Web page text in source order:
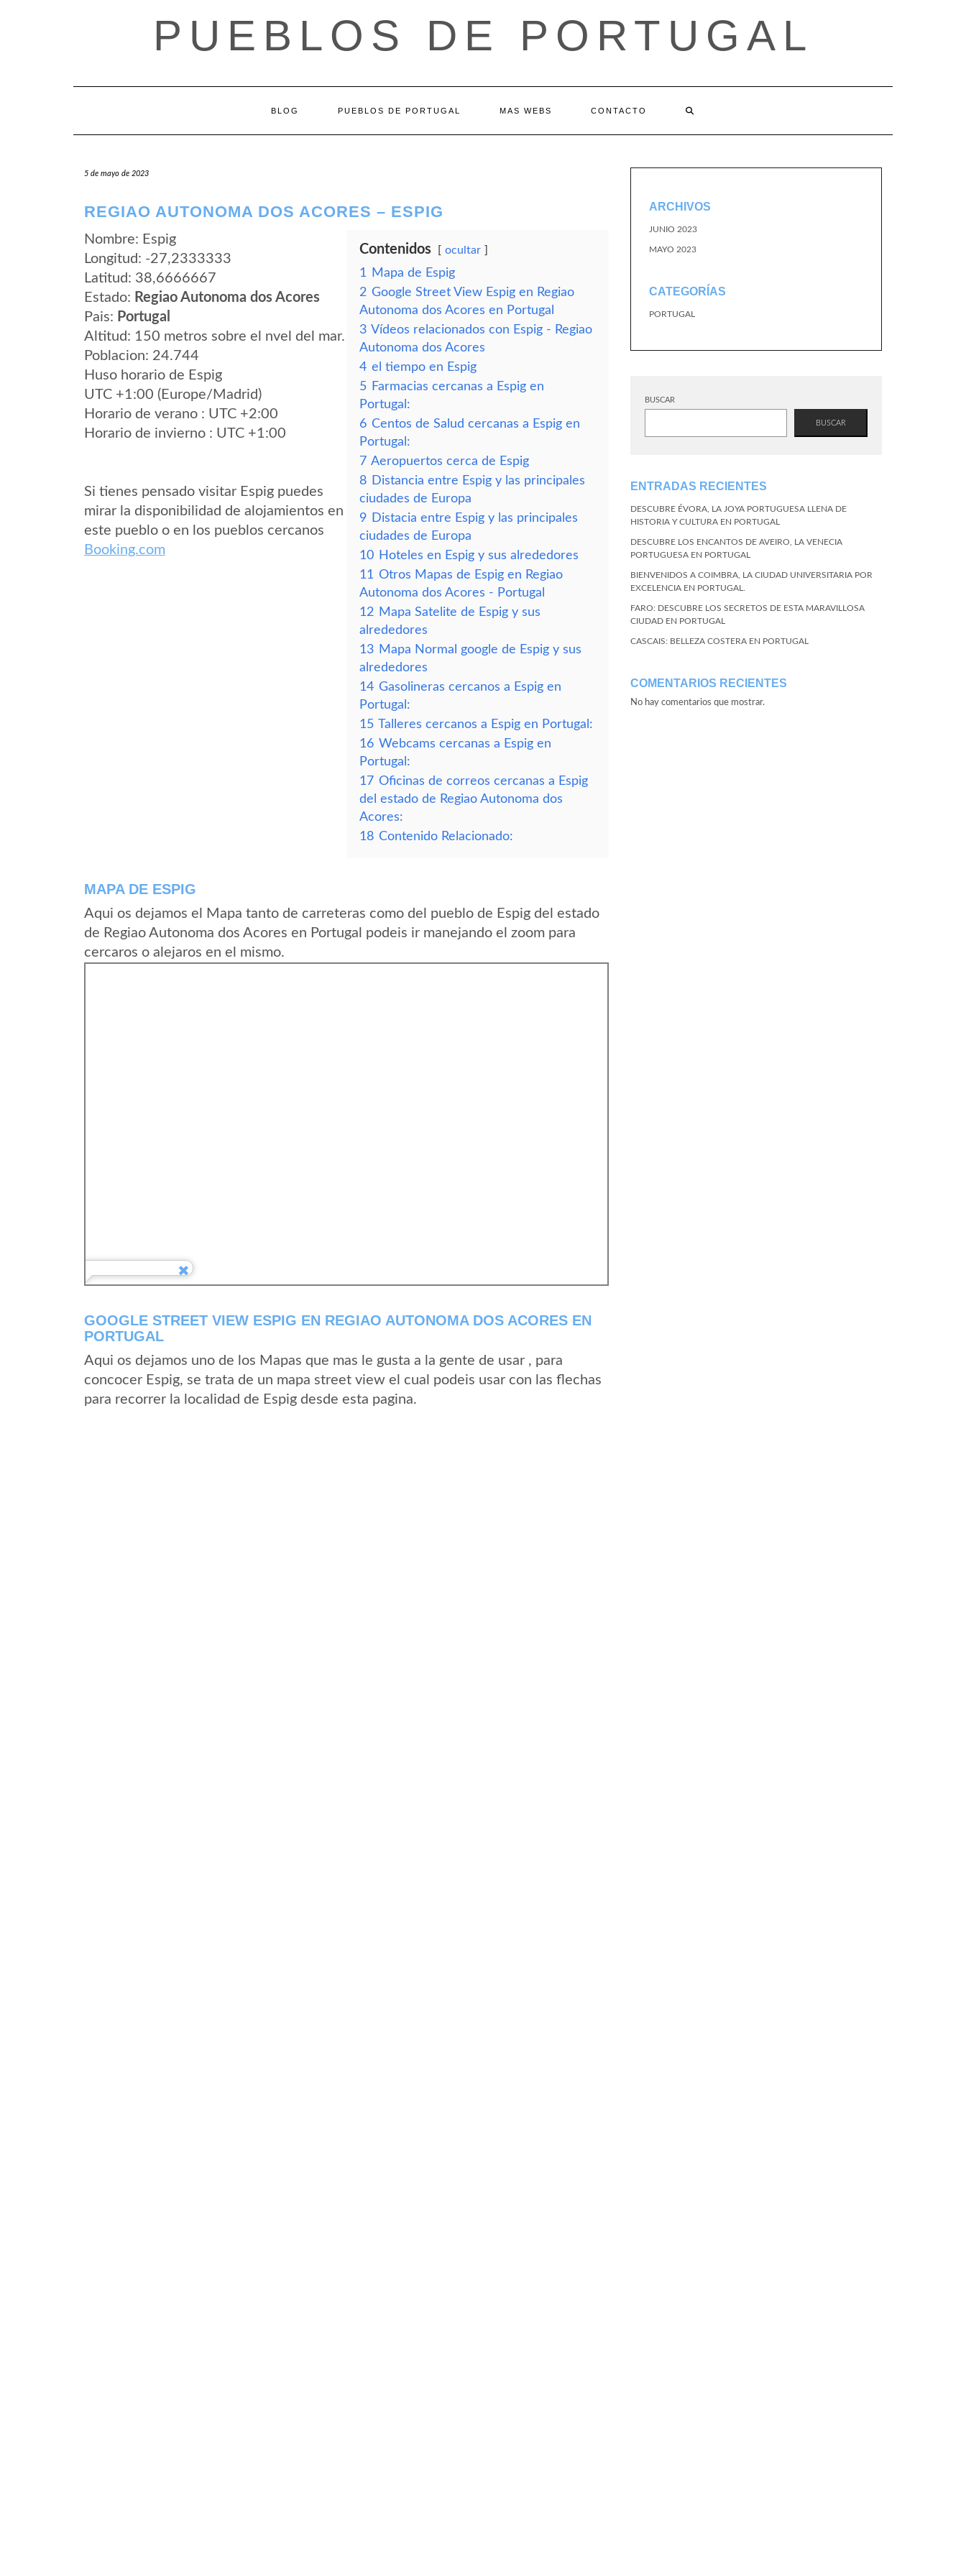
PUEBLOS DE PORTUGAL
BLOG PUEBLOS DE PORTUGAL MAS WEBS CONTACTO
5 de mayo de 2023
REGIAO AUTONOMA DOS ACORES – ESPIG
Nombre: Espig
Longitud: -27,2333333
Latitud: 38,6666667
Estado: Regiao Autonoma dos Acores
Pais: Portugal
Altitud: 150 metros sobre el nvel del mar.
Poblacion: 24.744
Huso horario de Espig
UTC +1:00 (Europe/Madrid)
Horario de verano : UTC +2:00
Horario de invierno : UTC +1:00
Si tienes pensado visitar Espig puedes
mirar la disponibilidad de alojamientos en
este pueblo o en los pueblos cercanos
Booking.com
Contenidos ocultar
1
Mapa de Espig
2 Google Street View Espig en Regiao
Autonoma dos Acores en Portugal
3 Vídeos relacionados con Espig - Regiao
Autonoma dos Acores
4 el tiempo en Espig
5 Farmacias cercanas a Espig en
Portugal:
6 Centos de Salud cercanas a Espig en
Portugal:
7 Aeropuertos cerca de Espig
8 Distancia entre Espig y las principales
ciudades de Europa
9 Distacia entre Espig y las principales
ciudades de Europa
10 Hoteles en Espig y sus alrededores
11 Otros Mapas de Espig en Regiao
Autonoma dos Acores - Portugal
12 Mapa Satelite de Espig y sus
alrededores
13 Mapa Normal google de Espig y sus
alrededores
14 Gasolineras cercanos a Espig en
Portugal:
15 Talleres cercanos a Espig en Portugal:
16 Webcams cercanas a Espig en
Portugal:
17 Oficinas de correos cercanas a Espig
del estado de Regiao Autonoma dos
Acores:
18 Contenido Relacionado:
MAPA DE ESPIG
Aqui os dejamos el Mapa tanto de carreteras como del pueblo de Espig del estado
de Regiao Autonoma dos Acores en Portugal podeis ir manejando el zoom para
cercaros o alejaros en el mismo.
GOOGLE STREET VIEW ESPIG EN REGIAO AUTONOMA DOS ACORES EN
PORTUGAL
Aqui os dejamos uno de los Mapas que mas le gusta a la gente de usar , para
concocer Espig, se trata de un mapa street view el cual podeis usar con las flechas
para recorrer la localidad de Espig desde esta pagina.
ARCHIVOS
JUNIO 2023
MAYO 2023
CATEGORÍAS
PORTUGAL
BUSCAR
BUSCAR
ENTRADAS RECIENTES
DESCUBRE ÉVORA, LA JOYA PORTUGUESA LLENA DE
HISTORIA Y CULTURA EN PORTUGAL
DESCUBRE LOS ENCANTOS DE AVEIRO, LA VENECIA
PORTUGUESA EN PORTUGAL
BIENVENIDOS A COIMBRA, LA CIUDAD UNIVERSITARIA POR
EXCELENCIA EN PORTUGAL.
FARO: DESCUBRE LOS SECRETOS DE ESTA MARAVILLOSA
CIUDAD EN PORTUGAL
CASCAIS: BELLEZA COSTERA EN PORTUGAL
COMENTARIOS RECIENTES
No hay comentarios que mostrar.